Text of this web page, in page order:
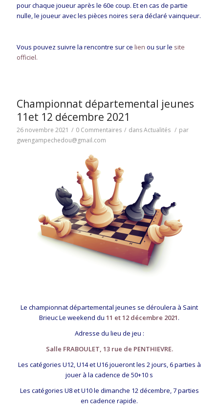
pour chaque joueur après le 60e coup. Et en cas de partie
nulle, le joueur avec les pièces noires sera déclaré vainqueur.
Vous pouvez suivre la rencontre sur ce lien ou sur le site
officiel.
Championnat départemental jeunes
11et 12 décembre 2021
26 novembre 2021 / 0 Commentaires / dansActualités / par
gwengampechedou@gmail.com
Le championnat départemental jeunes se déroulera à Saint
Brieuc Le weekend du11 et 12 décembre 2021.
Adresse du lieu de jeu :
Salle FRABOULET, 13 rue de PENTHIEVRE.
Les catégories U12, U14 et U16 joueront les 2 jours, 6 parties à
jouer à la cadence de 50+10 s
Les catégories U8 et U10 le dimanche 12 décembre, 7 parties
en cadence rapide.